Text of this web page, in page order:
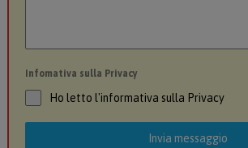
Infomativa sulla Privacy
Ho letto l'informativa sulla Privacy
Invia messaggio